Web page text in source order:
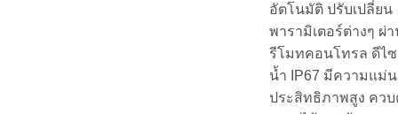
อัตโนมัติ ปรับเปลี่ยน
พารามิเตอร์ต่างๆ ผ่
รีโมทคอนโทรล ดีไ
น้ำ IP67 มีความแม่
ประสิทธิภาพสูง คว